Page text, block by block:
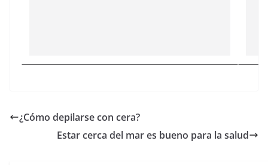
¿Cómo depilarse con cera?
Estar cerca del mar es bueno para la salud